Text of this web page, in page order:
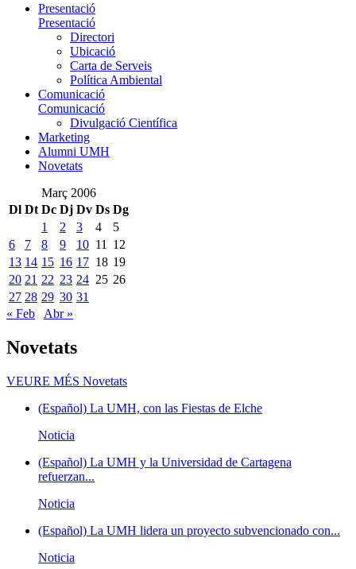
Presentació
Presentació
Directori
Ubicació
Carta de Serveis
Política Ambiental
Comunicació
Comunicació
Divulgació Científica
Marketing
Alumni UMH
Novetats
Març 2006
Dl Dt Dc Dj Dv Ds Dg
1
2 3 4
5
6
7 8 9 10 11
12
13 14 15 16 17 18 19
20 21 22 23 24 25 26
27 28 29 30 31
« Feb
Abr »
Novetats
VEURE MÉS Novetats
(Español) La UMH, con las Fiestas de Elche
Noticia
(Español) La UMH y la Universidad de Cartagena
refuerzan...
Noticia
(Español) La UMH lidera un proyecto subvencionado con...
Noticia